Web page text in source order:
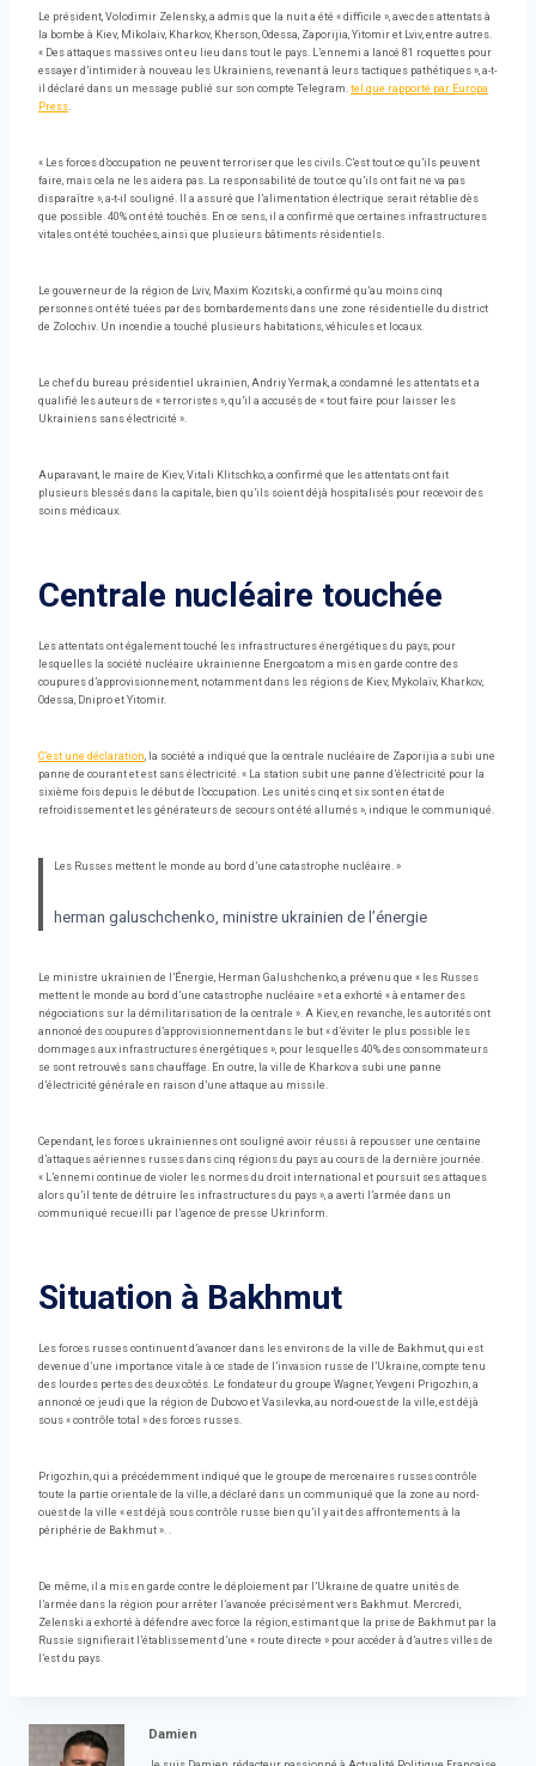
Le président, Volodimir Zelensky, a admis que la nuit a été « difficile », avec des attentats à
la bombe à Kiev, Mikolaiv, Kharkov, Kherson, Odessa, Zaporijia, Yitomir et Lviv, entre autres.
« Des attaques massives ont eu lieu dans tout le pays. L’ennemi a lancé 81 roquettes pour
essayer d’intimider à nouveau les Ukrainiens, revenant à leurs tactiques pathétiques », a-t-
il déclaré dans un message publié sur son compte Telegram. tel que rapporté par Europa
Press.
« Les forces d’occupation ne peuvent terroriser que les civils. C’est tout ce qu’ils peuvent
faire, mais cela ne les aidera pas. La responsabilité de tout ce qu’ils ont fait ne va pas
disparaître », a-t-il souligné. Il a assuré que l’alimentation électrique serait rétablie dès
que possible. 40% ont été touchés. En ce sens, il a confirmé que certaines infrastructures
vitales ont été touchées, ainsi que plusieurs bâtiments résidentiels.
Le gouverneur de la région de Lviv, Maxim Kozitski, a confirmé qu’au moins cinq
personnes ont été tuées par des bombardements dans une zone résidentielle du district
de Zolochiv. Un incendie a touché plusieurs habitations, véhicules et locaux.
Le chef du bureau présidentiel ukrainien, Andriy Yermak, a condamné les attentats et a
qualifié les auteurs de « terroristes », qu’il a accusés de « tout faire pour laisser les
Ukrainiens sans électricité ».
Auparavant, le maire de Kiev, Vitali Klitschko, a confirmé que les attentats ont fait
plusieurs blessés dans la capitale, bien qu’ils soient déjà hospitalisés pour recevoir des
soins médicaux.
Centrale nucléaire touchée
Les attentats ont également touché les infrastructures énergétiques du pays, pour
lesquelles la société nucléaire ukrainienne Energoatom a mis en garde contre des
coupures d’approvisionnement, notamment dans les régions de Kiev, Mykolaïv, Kharkov,
Odessa, Dnipro et Yitomir.
C’est une déclaration, la société a indiqué que la centrale nucléaire de Zaporijia a subi une
panne de courant et est sans électricité. « La station subit une panne d’électricité pour la
sixième fois depuis le début de l’occupation. Les unités cinq et six sont en état de
refroidissement et les générateurs de secours ont été allumés », indique le communiqué.
Les Russes mettent le monde au bord d’une catastrophe nucléaire. »
herman galuschchenko, ministre ukrainien de l’énergie
Le ministre ukrainien de l’Énergie, Herman Galushchenko, a prévenu que « les Russes
mettent le monde au bord d’une catastrophe nucléaire » et a exhorté « à entamer des
négociations sur la démilitarisation de la centrale ». A Kiev, en revanche, les autorités ont
annoncé des coupures d’approvisionnement dans le but « d’éviter le plus possible les
dommages aux infrastructures énergétiques », pour lesquelles 40% des consommateurs
se sont retrouvés sans chauffage. En outre, la ville de Kharkov a subi une panne
d’électricité générale en raison d’une attaque au missile.
Cependant, les forces ukrainiennes ont souligné avoir réussi à repousser une centaine
d’attaques aériennes russes dans cinq régions du pays au cours de la dernière journée.
« L’ennemi continue de violer les normes du droit international et poursuit ses attaques
alors qu’il tente de détruire les infrastructures du pays », a averti l’armée dans un
communiqué recueilli par l’agence de presse Ukrinform.
Situation à Bakhmut
Les forces russes continuent d’avancer dans les environs de la ville de Bakhmut, qui est
devenue d’une importance vitale à ce stade de l’invasion russe de l’Ukraine, compte tenu
des lourdes pertes des deux côtés. Le fondateur du groupe Wagner, Yevgeni Prigozhin, a
annoncé ce jeudi que la région de Dubovo et Vasilevka, au nord-ouest de la ville, est déjà
sous « contrôle total » des forces russes.
Prigozhin, qui a précédemment indiqué que le groupe de mercenaires russes contrôle
toute la partie orientale de la ville, a déclaré dans un communiqué que la zone au nord-
ouest de la ville « est déjà sous contrôle russe bien qu’il y ait des affrontements à la
périphérie de Bakhmut ». .
De même, il a mis en garde contre le déploiement par l’Ukraine de quatre unités de
l’armée dans la région pour arrêter l’avancée précisément vers Bakhmut. Mercredi,
Zelenski a exhorté à défendre avec force la région, estimant que la prise de Bakhmut par la
Russie signifierait l’établissement d’une « route directe » pour accéder à d’autres villes de
l’est du pays.
Damien